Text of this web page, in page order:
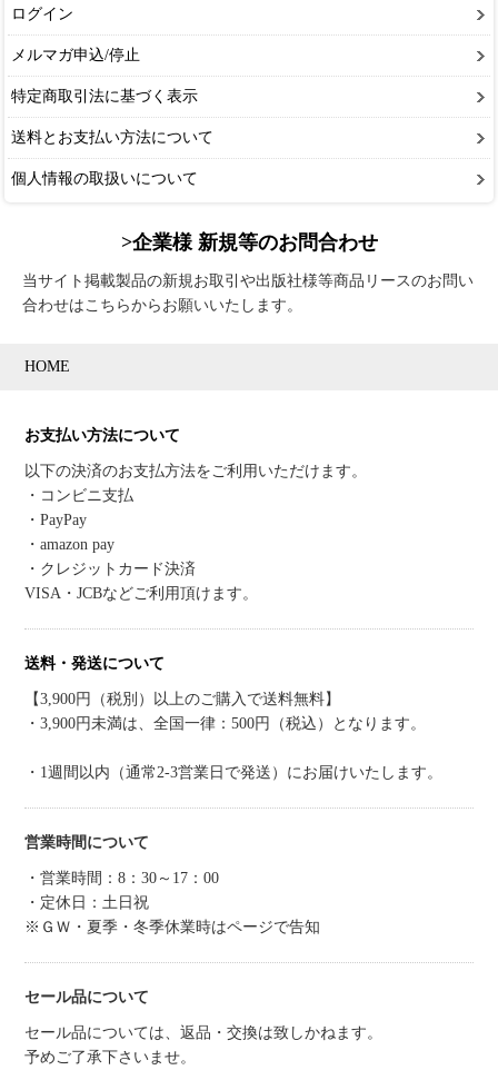
ログイン
メルマガ申込/停止
特定商取引法に基づく表示
送料とお支払い方法について
個人情報の取扱いについて
>企業様 新規等のお問合わせ
当サイト掲載製品の新規お取引や出版社様等商品リースのお問い
合わせはこちらからお願いいたします。
HOME
お支払い方法について
以下の決済のお支払方法をご利用いただけます。
・コンビニ支払
・PayPay
・amazon pay
・クレジットカード決済
VISA・JCBなどご利用頂けます。
送料・発送について
【3,900円（税別）以上のご購入で送料無料】
・3,900円未満は、全国一律：500円（税込）となります。
・1週間以内（通常2-3営業日で発送）にお届けいたします。
営業時間について
・営業時間：8：30～17：00
・定休日：土日祝
※ＧＷ・夏季・冬季休業時はページで告知
セール品について
セール品については、返品・交換は致しかねます。
予めご了承下さいませ。